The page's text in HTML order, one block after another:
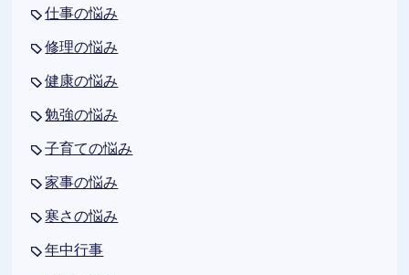
仕事の悩み
修理の悩み
健康の悩み
勉強の悩み
子育ての悩み
家事の悩み
寒さの悩み
年中行事